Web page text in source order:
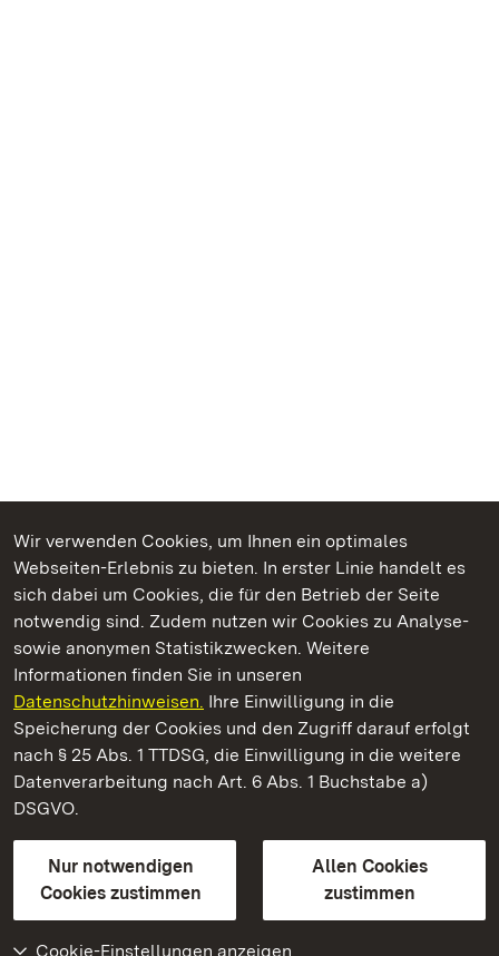
Wir verwenden Cookies, um Ihnen ein optimales
Webseiten-Erlebnis zu bieten. In erster Linie handelt es
sich dabei um Cookies, die für den Betrieb der Seite
notwendig sind. Zudem nutzen wir Cookies zu Analyse-
sowie anonymen Statistikzwecken. Weitere
Informationen finden Sie in unseren
Datenschutzhinweisen. Ihre Einwilligung in die
Speicherung der Cookies und den Zugriff darauf erfolgt
nach § 25 Abs. 1 TTDSG, die Einwilligung in die weitere
Datenverarbeitung nach Art. 6 Abs. 1 Buchstabe a)
DSGVO.
Nur notwendigen
Cookies zustimmen
Allen Cookies
zustimmen
Cookie-Einstellungen anzeigen
Kommen. Staunen. Genießen.
Residenzschloss Urach
Staatliche Schlösser und Gärten Baden-Württemberg
Kontakt
GebärdenspracheLeichte Sprache
Erklärung zur Barrierefreiheit
BITV-konform (geprüfte Seiten)